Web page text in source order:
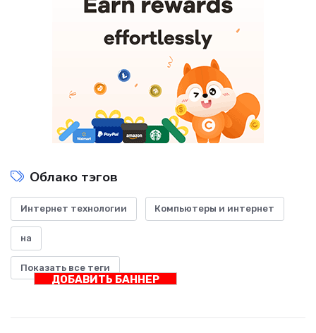
Облако тэгов
Интернет технологии Компьютеры и интернет
на
Показать все теги
ДОБАВИТЬ БАННЕР